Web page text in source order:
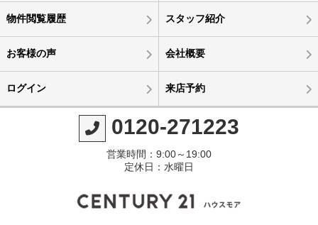
物件閲覧履歴 スタッフ紹介
お客様の声 会社概要
ログイン 来店予約
0120-271223
営業時間：9:00～19:00
定休日：水曜日